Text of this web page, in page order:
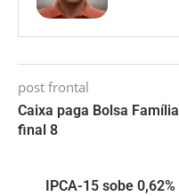
post frontal
Caixa paga Bolsa
final 8
IPCA-15 sobe